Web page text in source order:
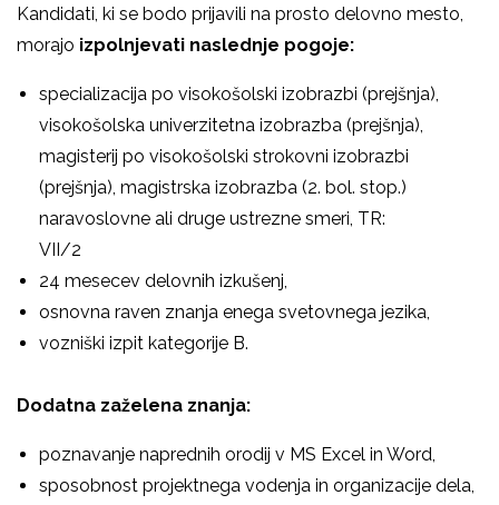
Kandidati, ki se bodo prijavili na prosto delovno mesto,
morajo izpolnjevati naslednje pogoje:
specializacija po visokošolski izobrazbi (prejšnja),
visokošolska univerzitetna izobrazba (prejšnja),
magisterij po visokošolski strokovni izobrazbi
(prejšnja), magistrska izobrazba (2. bol. stop.)
naravoslovne ali druge ustrezne smeri, TR:
24 mesecev delovnih izkušenj,
osnovna raven znanja enega svetovnega jezika,
vozniški izpit kategorije B.
Dodatna zaželena znanja:
poznavanje naprednih orodij v MS Excel in Word,
sposobnost projektnega vodenja in organizacije dela,